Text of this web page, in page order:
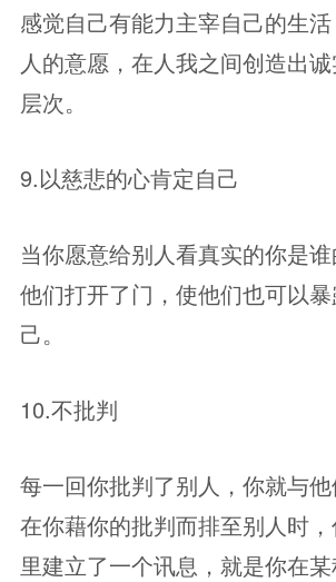
感觉自己有能力主宰自己的生
人的意愿，在人我之间创造出
层次。
9.以慈悲的心肯定自己
当你愿意给别人看真实的你是
他们打开了门，使他们也可以
己。
10.不批判
每一回你批判了别人，你就与他
在你藉你的批判而排至别人时
里建立了一个讯息，就是你在